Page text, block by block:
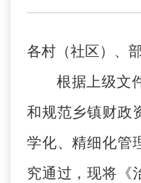
各村（社区）、
根据上级文
和规范乡镇财政
学化、精细化管
究通过，现将《